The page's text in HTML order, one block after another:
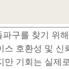
구를 찾기 위
스 호환성 및 신
만 기회는 실제